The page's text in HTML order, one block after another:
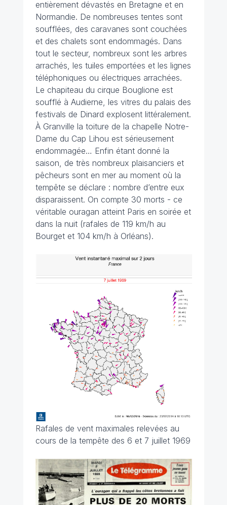
entièrement dévastés en Bretagne et en
Normandie. De nombreuses tentes sont
soufflées, des caravanes sont couchées
et des chalets sont endommagés. Dans
tout le secteur, nombreux sont les arbres
arrachés, les tuiles emportées et les lignes
téléphoniques ou électriques arrachées.
Le chapiteau du cirque Bouglione est
soufflé à Audierne, les vitres du palais des
festivals de Dinard explosent littéralement.
À Granville la toiture de la chapelle Notre-
Dame du Cap Lihou est sérieusement
endommagée… Enfin étant donné la
saison, de très nombreux plaisanciers et
pêcheurs sont en mer au moment où la
tempête se déclare : nombre d’entre eux
disparaissent. On compte 30 morts - ce
véritable ouragan atteint Paris en soirée et
dans la nuit (rafales de 119 km/h au
Bourget et 104 km/h à Orléans).
Rafales de vent maximales relevées au
cours de la tempête des 6 et 7 juillet 1969